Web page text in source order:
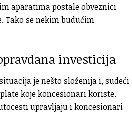
aparatima postale obveznici
Tako se nekim budućim
investicija
je nešto složenija i, sudeći
koje koncesionari koriste.
upravljaju i koncesionari